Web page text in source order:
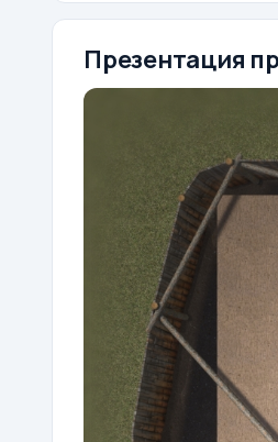
Презентация